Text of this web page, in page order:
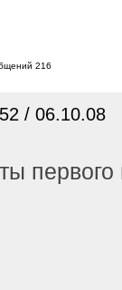
216
/ 06.10.08
первого